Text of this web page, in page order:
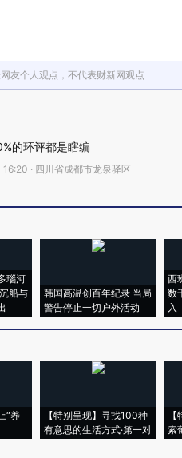
友个人观点，不代表财新网观点
的环评都是瞎编
· 四川省成都市龙泉驿区
瑙河
船与
韩国高温创百年纪录 当局
警告停止一切户外活动
西
数
入
“养
【特别呈现】寻找100种
有意思的生活方式·第一对
索